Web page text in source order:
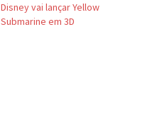
Disney vai lançar Yellow
Submarine em 3D